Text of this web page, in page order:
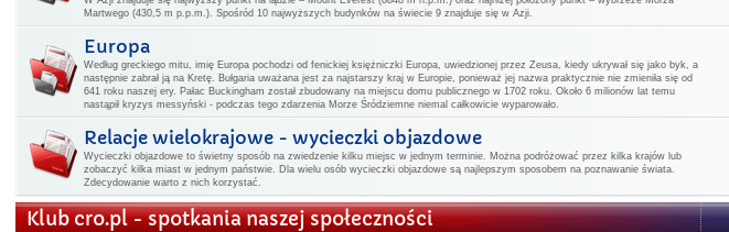
Martwego (430,5 m p.p.m.). Spośród 10 najwyższych budynków na świecie 9 znajduje się w Azji.
Europa
Według greckiego mitu, imię Europa pochodzi od fenickiej księżniczki Europa, uwiedzionej przez Zeusa, kiedy ukrywał się jako byk, a
następnie zabrał ją na Kretę. Bułgaria uważana jest za najstarszy kraj w Europie, ponieważ jej nazwa praktycznie nie zmieniła się od
641 roku naszej ery. Pałac Buckingham został zbudowany na miejscu domu publicznego w 1702 roku. Około 6 milionów lat temu
nastąpił kryzys messyński - podczas tego zdarzenia Morze Śródziemne niemal całkowicie wyparowało.
Relacje wielokrajowe - wycieczki objazdowe
Wycieczki objazdowe to świetny sposób na zwiedzenie kilku miejsc w jednym terminie. Można podróżować przez kilka krajów lub
zobaczyć kilka miast w jednym państwie. Dla wielu osób wycieczki objazdowe są najlepszym sposobem na poznawanie świata.
Zdecydowanie warto z nich korzystać.
Klub cro.pl - spotkania naszej społeczności